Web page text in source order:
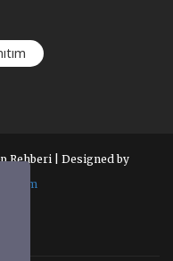
Rehberi | Designed by